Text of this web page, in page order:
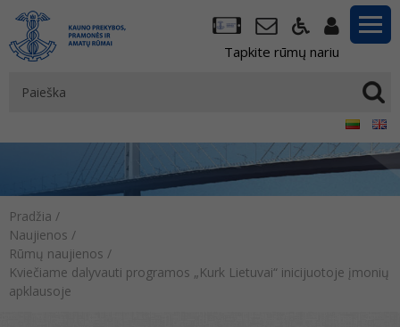
Tapkite rūmų nariu
Pradžia /
Naujienos /
Rūmų naujienos /
Kviečiame dalyvauti programos „Kurk Lietuvai“ inicijuotoje įmonių
apklausoje